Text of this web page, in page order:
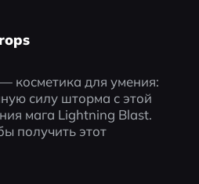
косметика для умения:
силу шторма с этой
мага Lightning Blast.
получить этот